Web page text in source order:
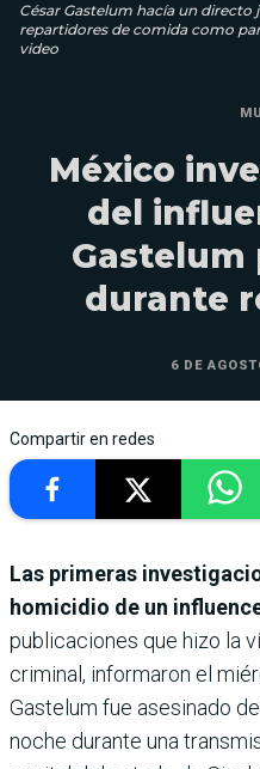
César Gastelum hacía un
repartidores de comida como
video
México
del
Gastelum
durante
6 DE
Compartir en redes
Las primeras
homicidio de un
publicaciones que hizo la
criminal, informaron el
Gastelum fue asesinado
noche durante una